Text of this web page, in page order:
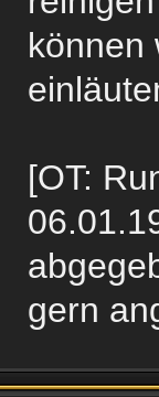
können
[OT:
gern